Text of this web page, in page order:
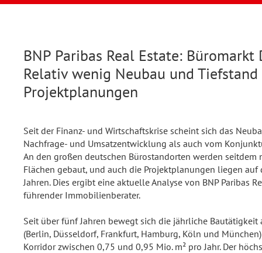
BNP Paribas Real Estate: Büromarkt
Relativ wenig Neubau und
Projektplanungen
Seit der Finanz- und Wirtschaftskrise scheint sich das
Nachfrage- und Umsatzentwicklung als auch vom
An den großen deutschen Bürostandorten werden
Flächen gebaut, und auch die Projektplanungen liegen auf
Jahren. Dies ergibt eine aktuelle Analyse von BNP Paribas
führender Immobilienberater.
Seit über fünf Jahren bewegt sich die jährliche
(Berlin, Düsseldorf, Frankfurt, Hamburg, Köln und
Korridor zwischen 0,75 und 0,95 Mio. m² pro Jahr. Der